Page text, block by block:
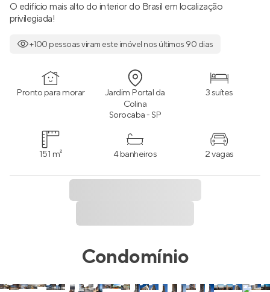
O edifício mais alto do interior do Brasil em localização
privilegiada!
+100 pessoas viram este imóvel nos últimos 90 dias
Pronto para morar
Jardim Portal da
Colina
Sorocaba - SP
3 suítes
151 m² 4 banheiros 2 vagas
Condomínio